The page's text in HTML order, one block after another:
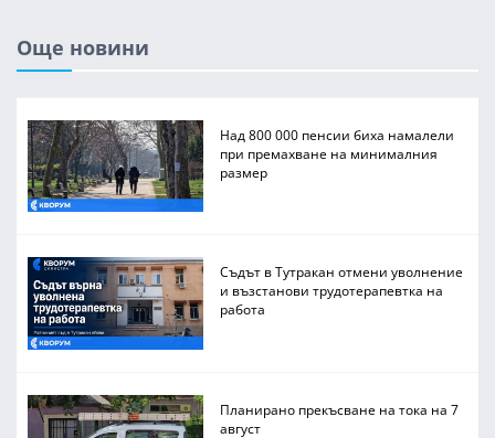
Още новини
Над 800 000 пенсии биха намалели
при премахване на минималния
размер
Съдът в Тутракан отмени уволнение
и възстанови трудотерапевтка на
работа
Планирано прекъсване на тока на 7
август